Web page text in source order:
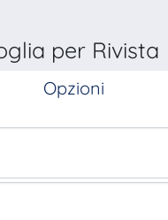
per Rivista
Opzioni